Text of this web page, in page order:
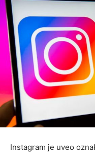
Instagram je uveo